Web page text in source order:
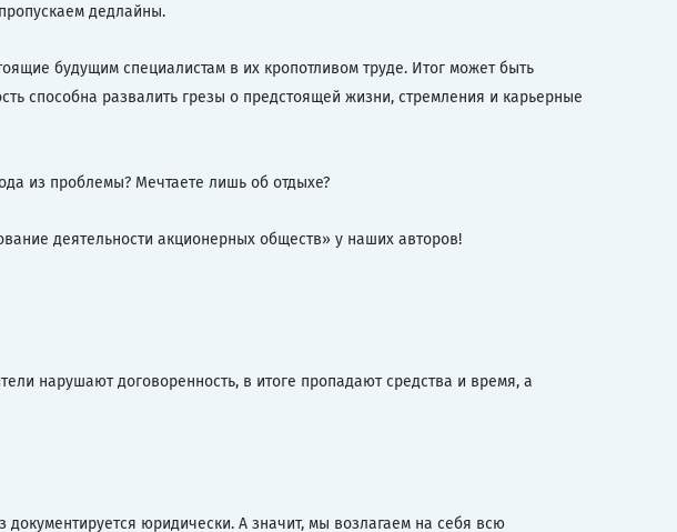
дедлайны.
будущим специалистам в их кропотливом труде. Итог может быть
способна развалить грезы о предстоящей жизни, стремления и карьерные
из проблемы? Мечтаете лишь об отдыхе?
деятельности акционерных обществ» у наших авторов!
нарушают договоренность, в итоге пропадают средства и время, а
юридически. А значит, мы возлагаем на себя всю